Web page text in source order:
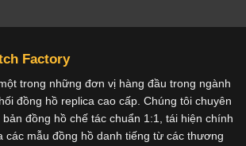
Factory
trong những đơn vị hàng đầu trong ngành
đồng hồ replica cao cấp. Chúng tôi chuyên
đồng hồ chế tác chuẩn 1:1, tái hiện chính
các mẫu đồng hồ danh tiếng từ các thương